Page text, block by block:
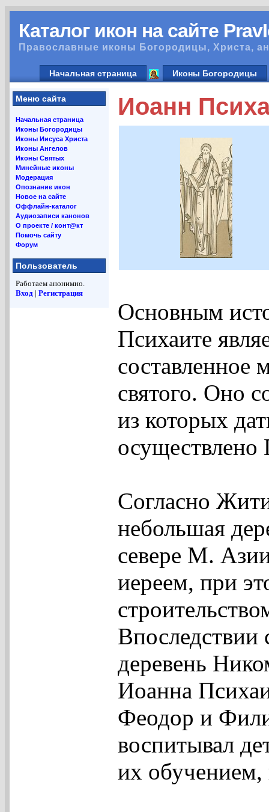
Каталог икон на сайте
Православные иконы Богородицы, Христа,
Начальная страница Иконы Богородицы
Меню сайта
Начальная страница
Иконы Богородицы
Иконы Иисуса Христа
Иконы Ангелов
Иконы Святых
Минейные иконы
Модерация
Опознание икон
Новое на сайте
Оффлайн-каталог
Аудиозаписи канонов
О проекте / конт@кт
Помочь сайту
Форум
Пользователь
Работаем анонимно.
Вход | Регистрация
Иоанн
Основным
Психаите
составленное
святого. Оно
из которых
осуществлено
Согласно
небольшая
севере М.
иереем, при
Впоследствии
деревень
Иоанна
Феодор и
воспитывал
их